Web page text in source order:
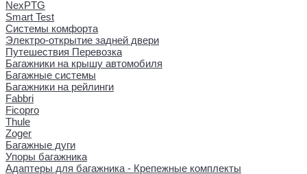
NexPTG
Smart Test
Системы комфорта
Электро-открытие задней двери
Путешествия Перевозка
Багажники на крышу автомобиля
Багажные системы
Багажники на рейлинги
Fabbri
Ficopro
Thule
Zoger
Багажные дуги
Упоры багажника
Адаптеры для багажника - Крепежные комплекты